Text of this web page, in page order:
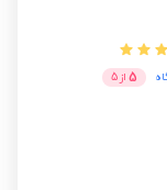
5 از 5